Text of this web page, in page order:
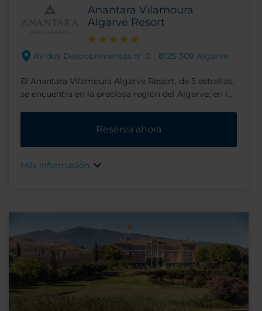
Anantara Vilamoura
Algarve Resort
Av dos Descobrimentos nº 0, . 8125-309 Algarve
El Anantara Vilamoura Algarve Resort, de 5 estrellas,
se encuentra en la preciosa región del Algarve, en la
ubicado cerca del glamuroso puerto deportivo de
Vilamoura, conocido por su animada vida nocturna.
descansar tranquilamente en playas bañadas por el
Reserva ahora
Más información